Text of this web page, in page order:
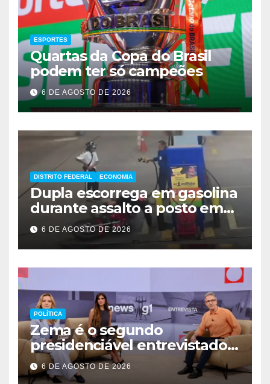
ESPORTES
Quartas da Copa do Brasil
podem ter só campeões
6 DE AGOSTO DE 2026
DISTRITO FEDERAL ECONOMIA
Dupla escorrega em gasolina
durante assalto a posto em
Ceilândia
6 DE AGOSTO DE 2026
POLÍTICA
Zema é o segundo
presidenciável entrevistado
pelo g1 e GloboNews
6 DE AGOSTO DE 2026